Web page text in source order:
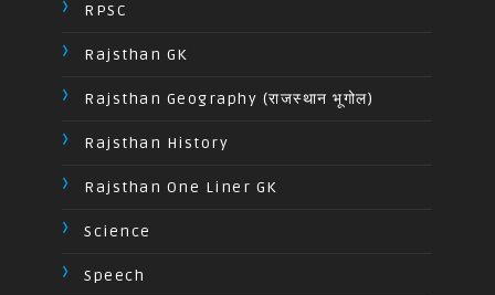
RPSC
Rajsthan GK
Rajsthan Geography (राजस्थान भूगोल)
Rajsthan History
Rajsthan One Liner GK
Science
Speech